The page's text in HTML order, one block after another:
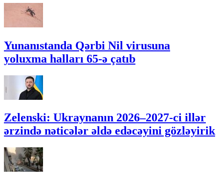
Yunanıstanda Qərbi Nil virusuna
yoluxma halları 65-ə çatıb
Zelenski: Ukraynanın 2026–2027-ci illər
ərzində nəticələr əldə edəcəyini gözləyirik